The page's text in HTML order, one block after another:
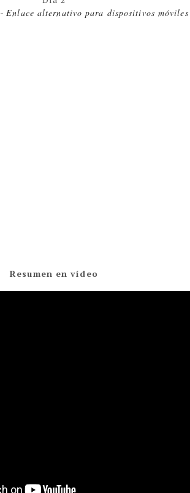
-Enlace alternativo para dispositivos móviles
Resumen en vídeo